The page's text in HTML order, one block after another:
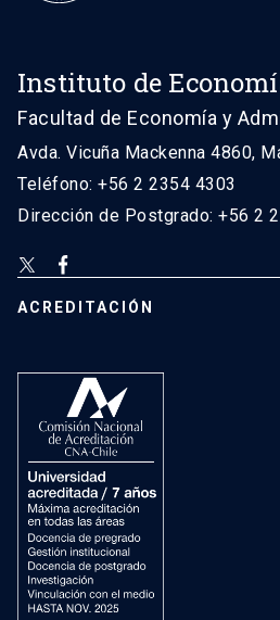
Instituto de
Facultad de Economía y
Avda. Vicuña Mackenna 4860,
Teléfono: +56 2 2354 4303
Dirección de Postgrado: +56 2
ACREDITACIÓN